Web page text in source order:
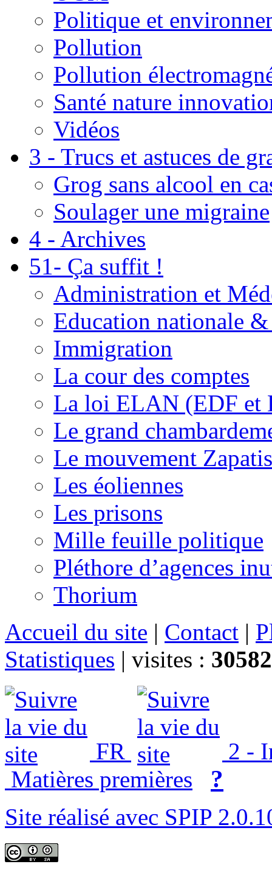
Politique et
Pollution
Pollution
Santé nature
Vidéos
3 - Trucs et astuces de
Grog sans alcool en
Soulager une migraine
4 - Archives
51- Ça suffit !
Administration et
Education nationale
Immigration
La cour des comptes
La loi ELAN (EDF et
Le grand
Le mouvement
Les éoliennes
Les prisons
Mille feuille politique
Pléthore d’agences
Thorium
Accueil du site | Contact |
Statistiques | visites :
FR
2 -
Matières premières
?
Site réalisé avec SPIP